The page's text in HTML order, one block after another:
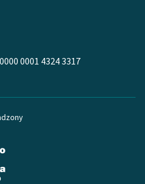
0001 4324 3317